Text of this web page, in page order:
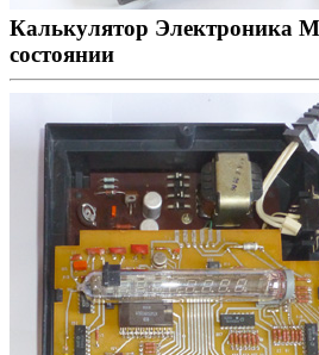
Калькулятор Электроника
состоянии